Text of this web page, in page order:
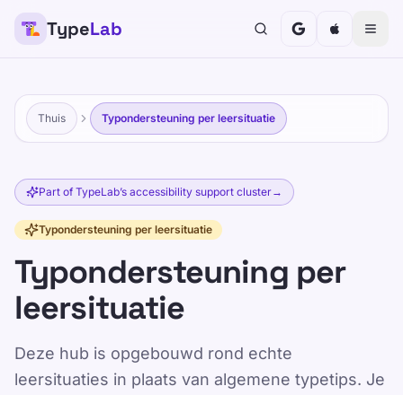
TypeLab
Thuis Typondersteuning per leersituatie
Part of TypeLab’s accessibility support cluster→
Typondersteuning per leersituatie
Typondersteuning per
leersituatie
Deze hub is opgebouwd rond echte
leersituaties in plaats van algemene typetips. Je